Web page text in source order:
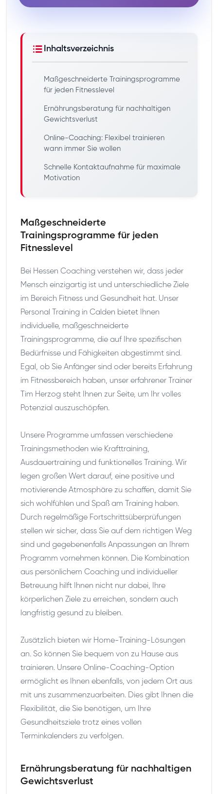
Inhaltsverzeichnis
Maßgeschneiderte Trainingsprogramme
für jeden Fitnesslevel
Ernährungsberatung für nachhaltigen
Gewichtsverlust
Online-Coaching: Flexibel trainieren
wann immer Sie wollen
Schnelle Kontaktaufnahme für maximale
Motivation
Maßgeschneiderte
Trainingsprogramme für jeden
Fitnesslevel
Bei Hessen Coaching verstehen wir, dass jeder
Mensch einzigartig ist und unterschiedliche Ziele
im Bereich Fitness und Gesundheit hat. Unser
Personal Training in Calden bietet Ihnen
individuelle, maßgeschneiderte
Trainingsprogramme, die auf Ihre spezifischen
Bedürfnisse und Fähigkeiten abgestimmt sind.
Egal, ob Sie Anfänger sind oder bereits Erfahrung
im Fitnessbereich haben, unser erfahrener Trainer
Tim Herzog steht Ihnen zur Seite, um Ihr volles
Potenzial auszuschöpfen.
Unsere Programme umfassen verschiedene
Trainingsmethoden wie Krafttraining,
Ausdauertraining und funktionelles Training. Wir
legen großen Wert darauf, eine positive und
motivierende Atmosphäre zu schaffen, damit Sie
sich wohlfühlen und Spaß am Training haben.
Durch regelmäßige Fortschrittsüberprüfungen
stellen wir sicher, dass Sie auf dem richtigen Weg
sind und gegebenenfalls Anpassungen an Ihrem
Programm vornehmen können. Die Kombination
aus persönlichem Coaching und individueller
Betreuung hilft Ihnen nicht nur dabei, Ihre
körperlichen Ziele zu erreichen, sondern auch
langfristig gesund zu bleiben.
Zusätzlich bieten wir Home-Training-Lösungen
an. So können Sie bequem von zu Hause aus
trainieren. Unsere Online-Coaching-Option
ermöglicht es Ihnen ebenfalls, von jedem Ort aus
mit uns zusammenzuarbeiten. Dies gibt Ihnen die
Flexibilität, die Sie benötigen, um Ihre
Gesundheitsziele trotz eines vollen
Terminkalenders zu verfolgen.
Ernährungsberatung für nachhaltigen
Gewichtsverlust